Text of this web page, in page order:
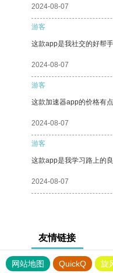
2024-08-07
游客
这款app是我社交的好帮
2024-08-07
游客
这款加速器app的价格有
2024-08-07
游客
这款app是我学习路上的
2024-08-07
友情链接
网站地图 QuickQ 旋